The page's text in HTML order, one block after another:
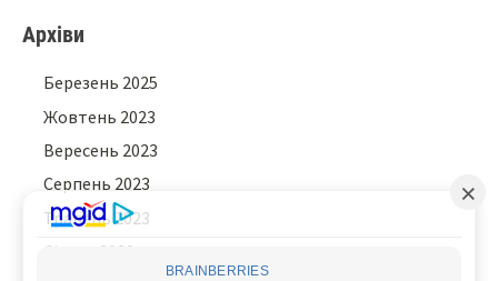
Архіви
Березень 2025
Жовтень 2023
Вересень 2023
Серпень 2023
Травень 2023
Січень 2023